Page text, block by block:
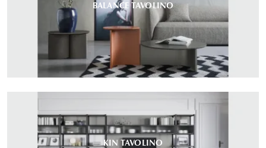
BALANCE TAVOLINO
KIN TAVOLINO